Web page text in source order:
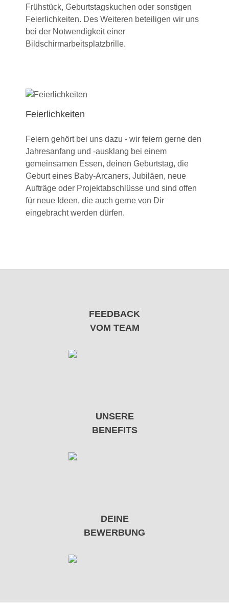
Frühstück, Geburtstagskuchen oder sonstigen
Feierlichkeiten. Des Weiteren beteiligen wir uns
bei der Notwendigkeit einer
Bildschirmarbeitsplatzbrille.
Feierlichkeiten
Feiern gehört bei uns dazu - wir feiern gerne den
Jahresanfang und -ausklang bei einem
gemeinsamen Essen, deinen Geburtstag, die
Geburt eines Baby-Arcaners, Jubiläen, neue
Aufträge oder Projektabschlüsse und sind offen
für neue Ideen, die auch gerne von Dir
eingebracht werden dürfen.
FEEDBACK
VOM TEAM
UNSERE
BENEFITS
DEINE
BEWERBUNG